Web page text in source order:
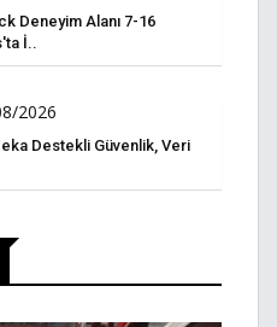
Deneyim Alanı 7-16
İ..
2026
Destekli Güvenlik, Veri